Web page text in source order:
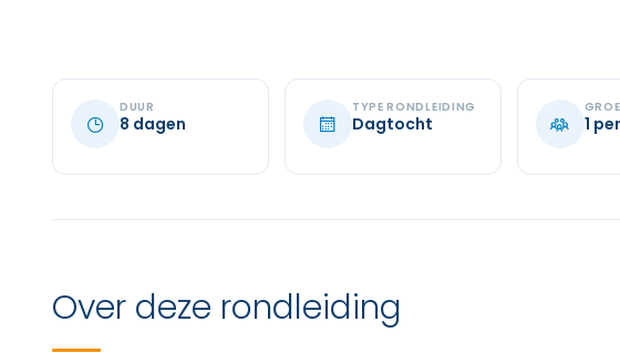
DUUR
8 dagen
TYPE RONDLEIDING
Dagtocht 1
Over deze rondleiding